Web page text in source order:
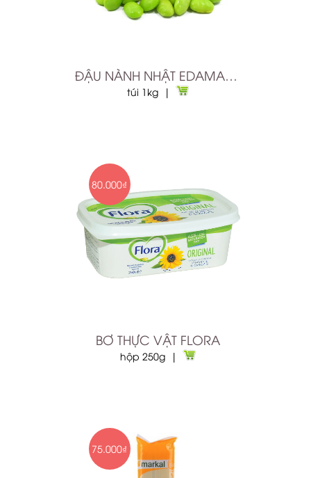
ĐẬU NÀNH NHẬT EDAMAME LOẠI HẠT ĐÔNG LẠNH 1KG
túi 1kg |
80.000₫
BƠ THỰC VẬT FLORA
hộp 250g |
75.000₫